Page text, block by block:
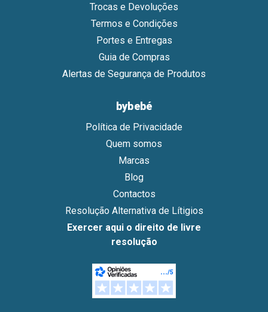
Trocas e Devoluções
Termos e Condições
Portes e Entregas
Guia de Compras
Alertas de Segurança de Produtos
bybebé
Política de Privacidade
Quem somos
Marcas
Blog
Contactos
Resolução Alternativa de Lítigios
Exercer aqui o direito de livre
resolução